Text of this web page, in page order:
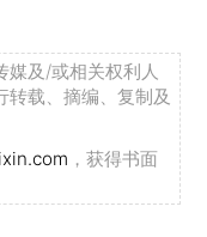
媒及/或相关权利人
转载、摘编、复制及
，获得书面